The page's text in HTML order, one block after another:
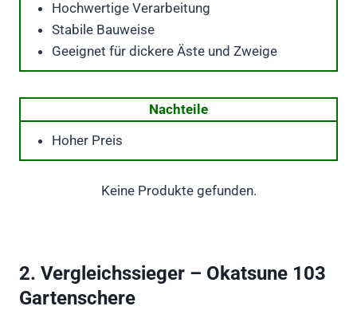
Hochwertige Verarbeitung
Stabile Bauweise
Geeignet für dickere Äste und Zweige
Nachteile
Hoher Preis
Keine Produkte gefunden.
2. Vergleichssieger – Okatsune 103
Gartenschere